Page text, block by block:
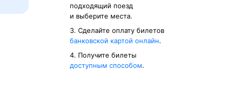
подходящий поезд
и выберите места.
3. Cделайте оплату билетов
банковской картой онлайн.
4. Получите билеты
доступным способом.